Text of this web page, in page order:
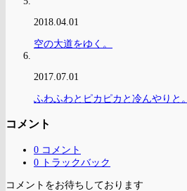
2018.04.01
空の大道をゆく。
2017.07.01
ふわふわとピカピカと冷んやりと。
コメント
0 コメント
0 トラックバック
コメントをお待ちしております